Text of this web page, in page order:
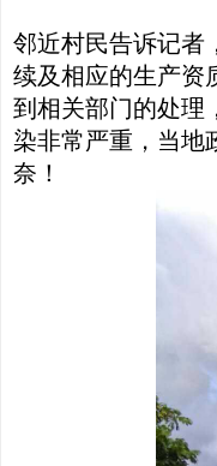
邻近村民告诉记者
续及相应的生产资
到相关部门的处理
染非常严重，当地
奈！